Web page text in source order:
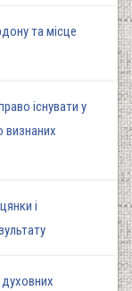
та місце
існувати у
визнаних
і
духовних